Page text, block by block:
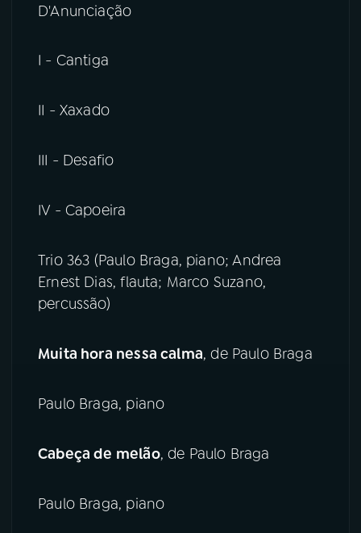
D'Anunciação
I - Cantiga
II - Xaxado
III - Desafio
IV - Capoeira
Trio 363 (Paulo Braga, piano; Andrea
Ernest Dias, flauta; Marco Suzano,
percussão)
Muita hora nessa calma, de Paulo Braga
Paulo Braga, piano
Cabeça de melão, de Paulo Braga
Paulo Braga, piano